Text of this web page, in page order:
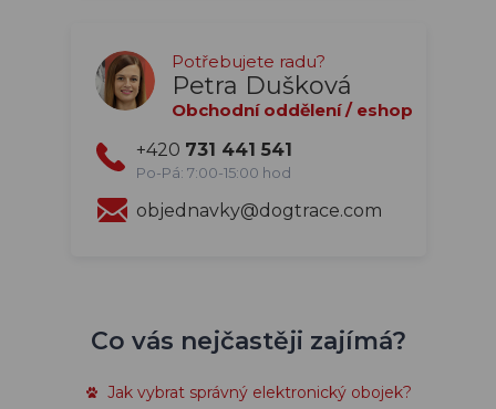
Potřebujete radu?
Petra Dušková
Obchodní oddělení / eshop
+420 731 441 541
Po-Pá: 7:00-15:00 hod
objednavky@dogtrace.com
Co vás nejčastěji zajímá?
Jak vybrat správný elektronický obojek?